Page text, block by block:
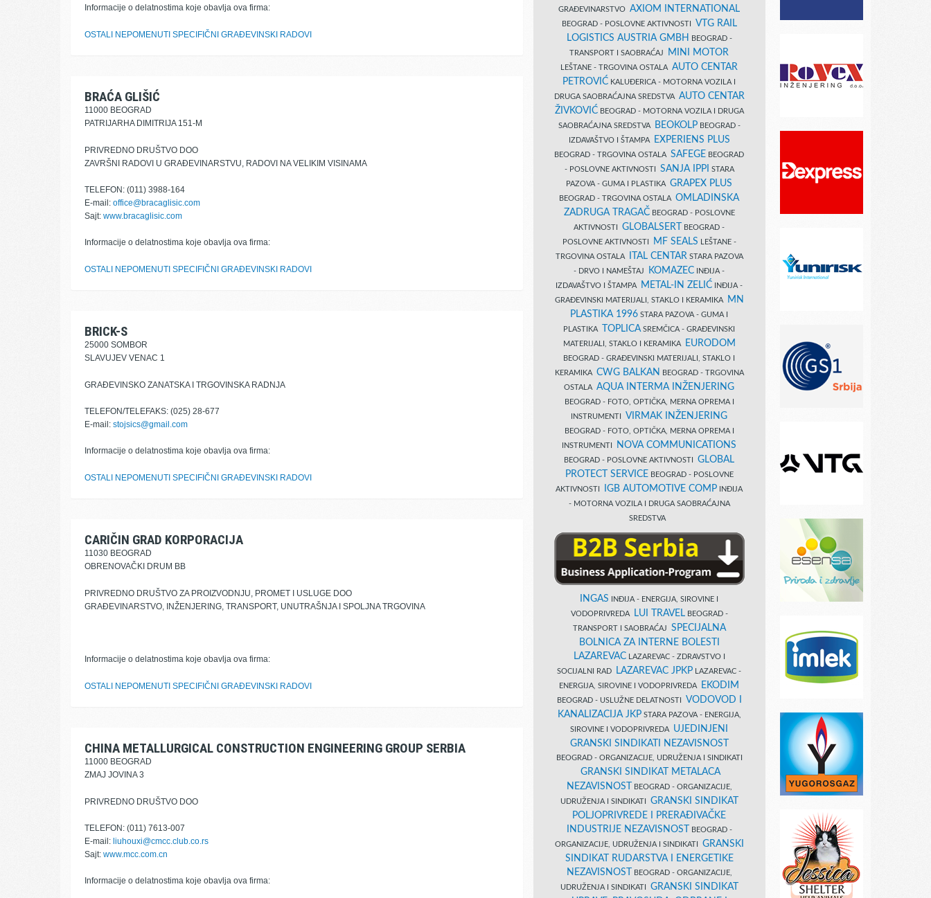
Informacije o delatnostima koje obavlja ova firma:
OSTALI NEPOMENUTI SPECIFIČNI GRAĐEVINSKI RADOVI
BRAĆA GLIŠIĆ
11000 BEOGRAD
PATRIJARHA DIMITRIJA 151-M
PRIVREDNO DRUŠTVO DOO
ZAVRŠNI RADOVI U GRAĐEVINARSTVU, RADOVI NA VELIKIM VISINAMA
TELEFON: (011) 3988-164
E-mail: office@bracaglisic.com
Sajt: www.bracaglisic.com
Informacije o delatnostima koje obavlja ova firma:
OSTALI NEPOMENUTI SPECIFIČNI GRAĐEVINSKI RADOVI
BRICK-S
25000 SOMBOR
SLAVUJEV VENAC 1
GRAĐEVINSKO ZANATSKA I TRGOVINSKA RADNJA
TELEFON/TELEFAKS: (025) 28-677
E-mail: stojsics@gmail.com
Informacije o delatnostima koje obavlja ova firma:
OSTALI NEPOMENUTI SPECIFIČNI GRAĐEVINSKI RADOVI
CARIČIN GRAD KORPORACIJA
11030 BEOGRAD
OBRENOVAČKI DRUM BB
PRIVREDNO DRUŠTVO ZA PROIZVODNJU, PROMET I USLUGE DOO
GRAĐEVINARSTVO, INŽENJERING, TRANSPORT, UNUTRAŠNJA I SPOLJNA TRGOVINA
Informacije o delatnostima koje obavlja ova firma:
OSTALI NEPOMENUTI SPECIFIČNI GRAĐEVINSKI RADOVI
CHINA METALLURGICAL CONSTRUCTION ENGINEERING GROUP SERBIA
11000 BEOGRAD
ZMAJ JOVINA 3
PRIVREDNO DRUŠTVO DOO
TELEFON: (011) 7613-007
E-mail: liuhouxi@cmcc.club.co.rs
Sajt: www.mcc.com.cn
Informacije o delatnostima koje obavlja ova firma:
GRAĐEVINARSTVO AXIOM INTERNATIONAL
BEOGRAD - POSLOVNE AKTIVNOSTI VTG RAIL
LOGISTICS AUSTRIA GMBH
BEOGRAD -
TRANSPORT I SAOBRAĆAJ
MINI MOTOR
LEŠTANE - TRGOVINA OSTALA AUTO CENTAR
PETROVIĆ KALUĐERICA - MOTORNA VOZILA I
DRUGA SAOBRAĆAJNA SREDSTVA AUTO CENTAR
ŽIVKOVIĆBEOGRAD - MOTORNA VOZILA I DRUGA
SAOBRAĆAJNA SREDSTVA
BEOKOLPBEOGRAD -
IZDAVAŠTVO I ŠTAMPA
EXPERIENS PLUS
BEOGRAD - TRGOVINA OSTALA SAFEGE BEOGRAD
- POSLOVNE AKTIVNOSTI SANJA IPPI
STARA
PAZOVA - GUMA I PLASTIKA GRAPEX PLUS
BEOGRAD - TRGOVINA OSTALA OMLADINSKA
ZADRUGA TRAGAČBEOGRAD - POSLOVNE
AKTIVNOSTI GLOBALSERT
BEOGRAD -
POSLOVNE AKTIVNOSTI
MF SEALS LEŠTANE -
TRGOVINA OSTALA
ITAL CENTAR STARA PAZOVA
- DRVO I NAMEŠTAJ
KOMAZEC INĐIJA -
IZDAVAŠTVO I ŠTAMPA
METAL-IN ZELIĆ INĐIJA -
GRAĐEVINSKI MATERIJALI, STAKLO I KERAMIKA
MN
PLASTIKA 1996 STARA PAZOVA - GUMA I
PLASTIKA
TOPLICA SREMČICA - GRAĐEVINSKI
MATERIJALI, STAKLO I KERAMIKA
EURODOM
BEOGRAD - GRAĐEVINSKI MATERIJALI, STAKLO I
KERAMIKA CWG BALKAN
BEOGRAD - TRGOVINA
OSTALA AQUA INTERMA INŽENJERING
BEOGRAD - FOTO, OPTIČKA, MERNA OPREMA I
INSTRUMENTI VIRMAK INŽENJERING
BEOGRAD - FOTO, OPTIČKA, MERNA OPREMA I
INSTRUMENTI
NOVA COMMUNICATIONS
BEOGRAD - POSLOVNE AKTIVNOSTI GLOBAL
PROTECT SERVICE BEOGRAD - POSLOVNE
AKTIVNOSTI
IGB AUTOMOTIVE COMP INĐIJA
- MOTORNA VOZILA I DRUGA SAOBRAĆAJNA
SREDSTVA
INGAS INĐIJA - ENERGIJA, SIROVINE I
VODOPRIVREDA
LUI TRAVELBEOGRAD -
TRANSPORT I SAOBRAĆAJ SPECIJALNA
BOLNICA ZA INTERNE BOLESTI
LAZAREVACLAZAREVAC - ZDRAVSTVO I
SOCIJALNI RAD
LAZAREVAC JPKP LAZAREVAC -
ENERGIJA, SIROVINE I VODOPRIVREDA
EKODIM
BEOGRAD - USLUŽNE DELATNOSTI VODOVOD I
KANALIZACIJA JKPSTARA PAZOVA - ENERGIJA,
SIROVINE I VODOPRIVREDA UJEDINJENI
GRANSKI SINDIKATI NEZAVISNOST
BEOGRAD - ORGANIZACIJE, UDRUŽENJA I SINDIKATI
GRANSKI SINDIKAT METALACA
NEZAVISNOST
BEOGRAD - ORGANIZACIJE,
UDRUŽENJA I SINDIKATI GRANSKI SINDIKAT
POLJOPRIVREDE I PRERAĐIVAČKE
INDUSTRIJE NEZAVISNOST
BEOGRAD -
ORGANIZACIJE, UDRUŽENJA I SINDIKATI GRANSKI
SINDIKAT RUDARSTVA I ENERGETIKE
NEZAVISNOST
BEOGRAD - ORGANIZACIJE,
UDRUŽENJA I SINDIKATI GRANSKI SINDIKAT